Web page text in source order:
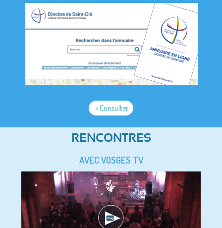
> Consulter
RENCONTRES
AVEC VOSGES TV